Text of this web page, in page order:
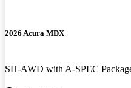
2026 Acura MDX
SH-AWD with A-SPEC